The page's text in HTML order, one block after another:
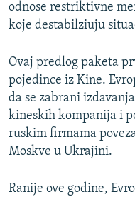
Auto
odnose restriktivne
koje destabilziuju
Ovaj predlog paketa
pojedince iz Kine.
da se zabrani
kineskih kompanija i
ruskim firmama
Moskve u Ukrajini.
Ranije ove godine,